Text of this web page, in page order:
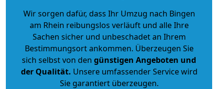
Wir sorgen dafür, dass Ihr Umzug nach Bingen
am Rhein reibungslos verläuft und alle Ihre
Sachen sicher und unbeschadet an Ihrem
Bestimmungsort ankommen. Überzeugen Sie
sich selbst von den günstigen Angeboten und
der Qualität. Unsere umfassender Service wird
Sie garantiert überzeugen.